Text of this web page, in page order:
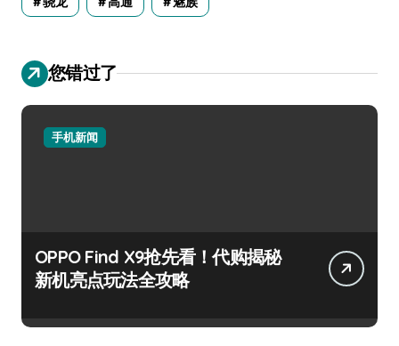
您错过了
手机新闻
OPPO Find X9抢先看！代购揭秘
新机亮点玩法全攻略